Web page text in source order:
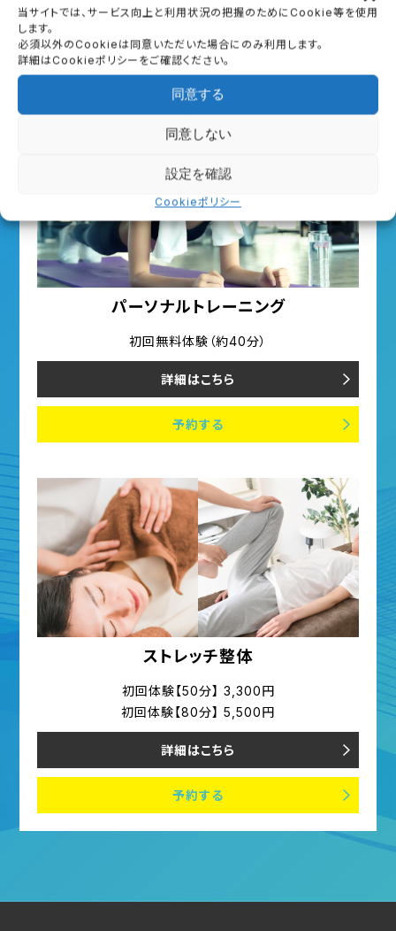
当サイトでは、サービス向上と利用状況の把握のためにCookie等を使用
します。
必須以外のCookieは同意いただいた場合にのみ利用します。
詳細はCookieポリシーをご確認ください。
同意する
同意しない
設定を確認
Cookieポリシー
First Trial
初回体験のご案内
パーソナルトレーニング
初回無料体験（約40分）
詳細はこちら
予約する
ストレッチ整体
初回体験【50分】 3,300円
初回体験【80分】 5,500円
詳細はこちら
予約する